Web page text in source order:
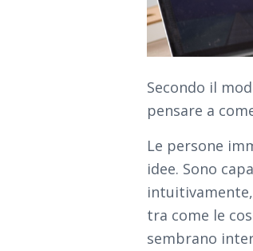
Secondo il
pensare a
Le persone
idee. Sono
tra come le
sembrano